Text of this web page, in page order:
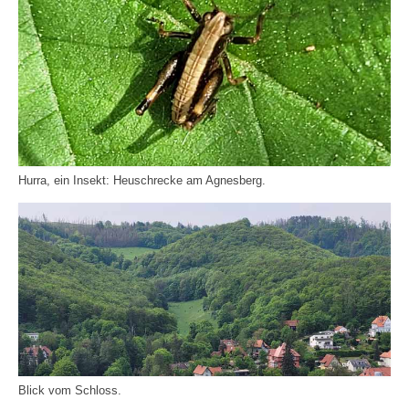
Hurra, ein Insekt: Heuschrecke am Agnesberg.
Blick vom Schloss.